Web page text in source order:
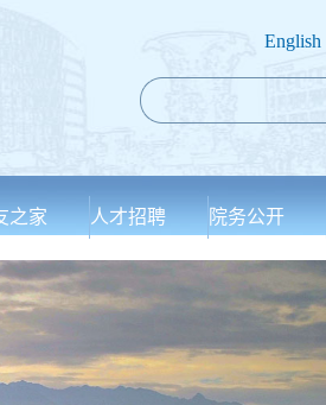
English
之家 人才招聘 院务公开